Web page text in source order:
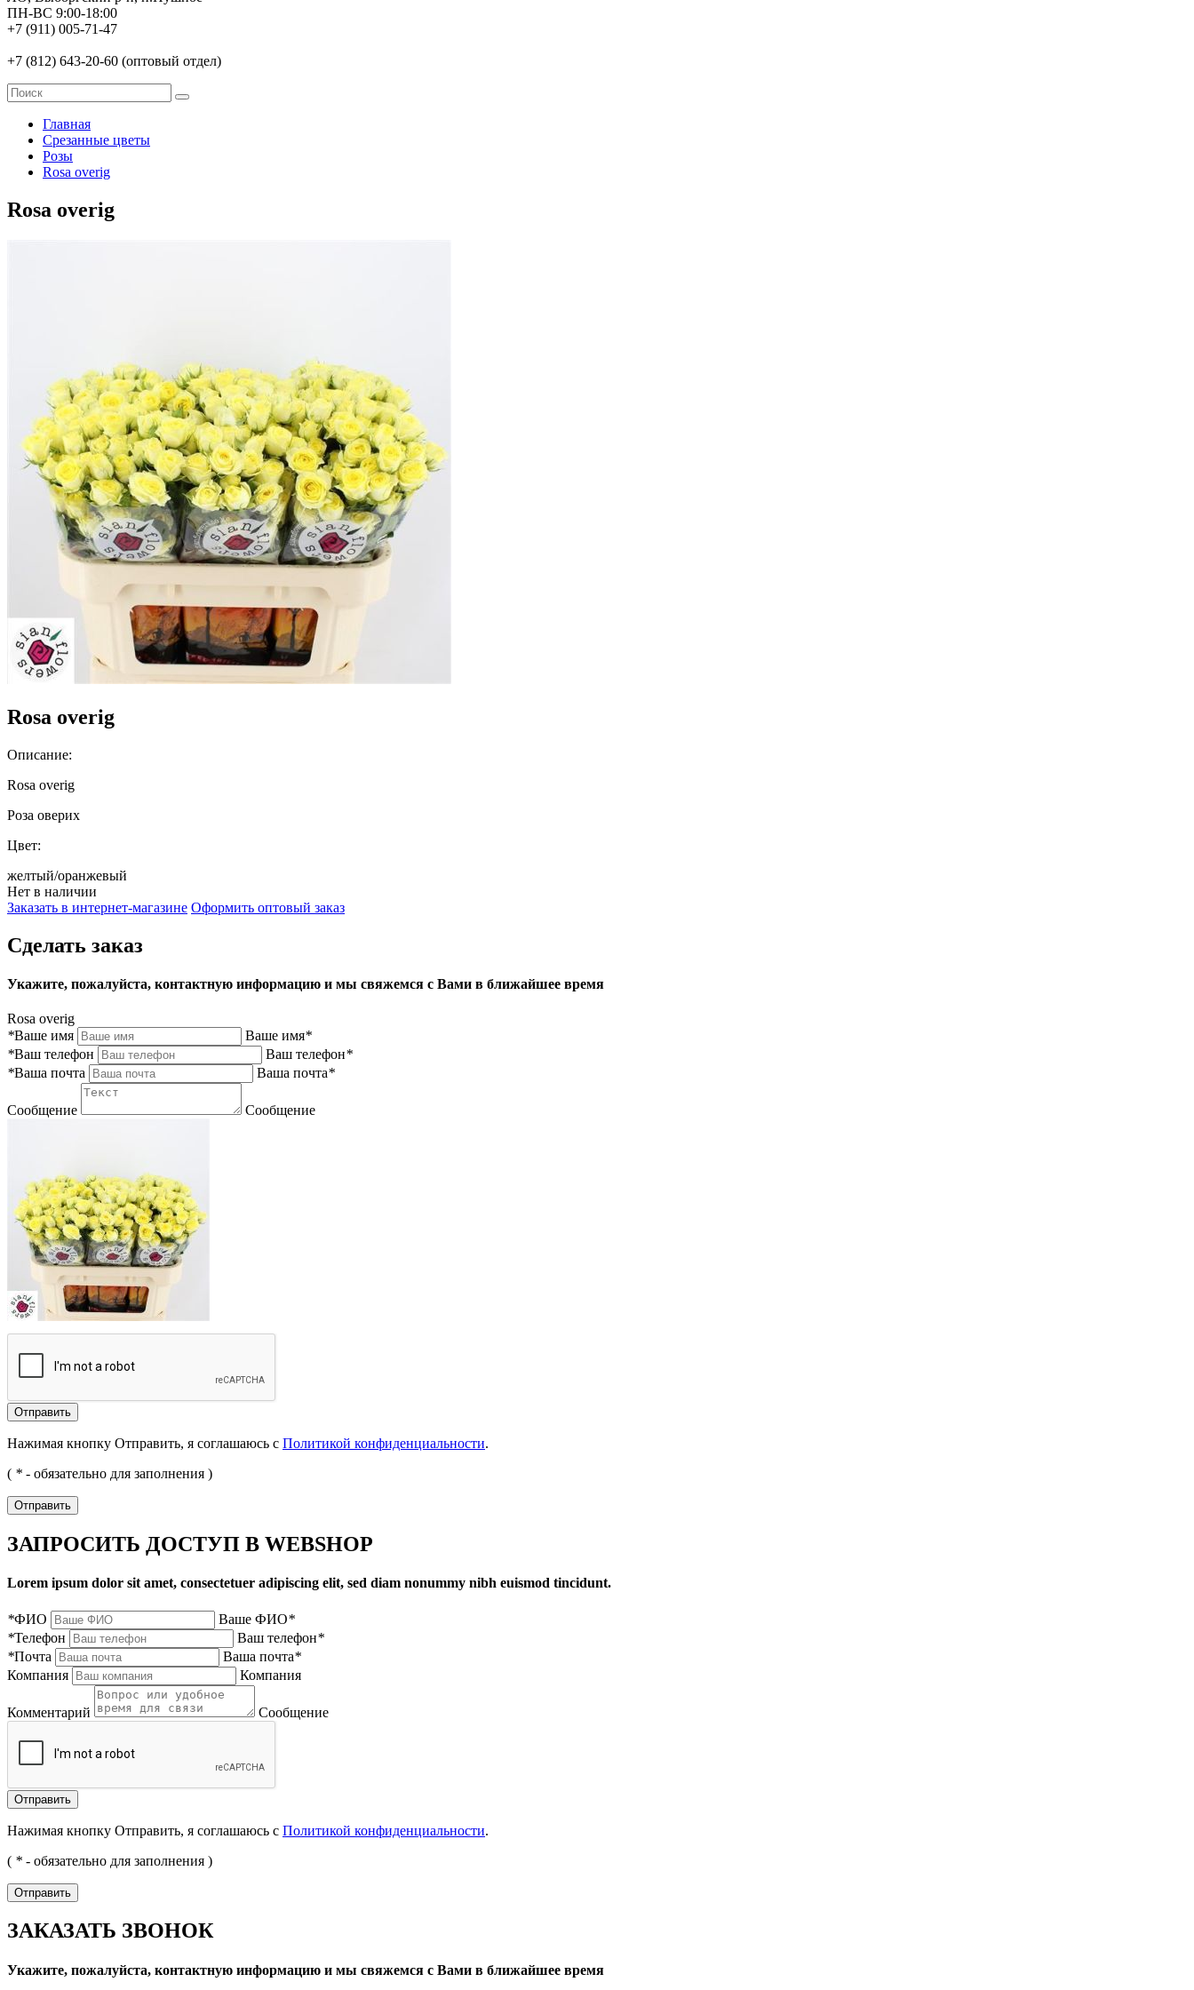
ПН-ВС 9:00-18:00
+7 (911) 005-71-47
+7 (812) 643-20-60 (оптовый отдел)
Главная
Срезанные цветы
Розы
Rosa overig
Rosa overig
Rosa overig
Описание:
Rosa overig
Роза оверих
Цвет:
желтый/оранжевый
Нет в наличии
Заказать в интернет-магазине Оформить оптовый заказ
Сделать заказ
Укажите, пожалуйста, контактную информацию и мы свяжемся с Вами в ближайшее время
Rosa overig
*Ваше имя Ваше имя*
*Ваш телефон Ваш телефон*
*Ваша почта Ваша почта*
Сообщение Сообщение
Отправить
Нажимая кнопку Отправить, я соглашаюсь с Политикой конфиденциальности.
( * - обязательно для заполнения )
Отправить
ЗАПРОСИТЬ ДОСТУП В WEBSHOP
Lorem ipsum dolor sit amet, consectetuer adipiscing elit, sed diam nonummy nibh euismod tincidunt.
*ФИО Ваше ФИО*
*Телефон Ваш телефон*
*Почта Ваша почта*
Компания
Компания
Комментарий Сообщение
Нажимая кнопку Отправить, я соглашаюсь с Политикой конфиденциальности.
( * - обязательно для заполнения )
ЗАКАЗАТЬ ЗВОНОК
Укажите, пожалуйста, контактную информацию и мы свяжемся с Вами в ближайшее время